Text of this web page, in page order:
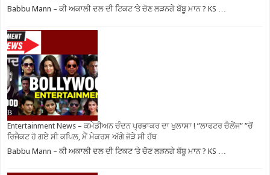
Babbu Mann – ਕੀ ਅਕਾਲੀ ਦਲ ਦੀ ਟਿਕਟ ‘ਤੇ ਚੋਣ ਲੜਨਗੇ ਬੱਬੂ ਮਾਨ ? KS …
Entertainment News – ਕਮੇਡੀਅਨ ਚੰਦਨ ਪ੍ਰਭਾਕਰ ਦਾ ਖੁਲਾਸਾ ! ”ਲਾਫਟਰ ਚੈਲੇਂਜ” ”ਚੋਂ
ਰਿਜੈਕਟ ਹੋ ਗਏ ਸੀ ਕਪਿਲ, ਮੈਂ ਮੇਕਰਸ ਅੱਗੇ ਜੋੜੇ ਸੀ ਹੱਥ
Babbu Mann – ਕੀ ਅਕਾਲੀ ਦਲ ਦੀ ਟਿਕਟ ‘ਤੇ ਚੋਣ ਲੜਨਗੇ ਬੱਬੂ ਮਾਨ ? KS …